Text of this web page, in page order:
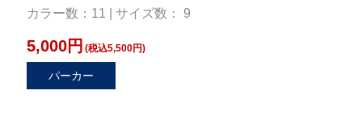
カラー数：11 | サイズ数： 9
5,000円 (税込5,500円)
パーカー